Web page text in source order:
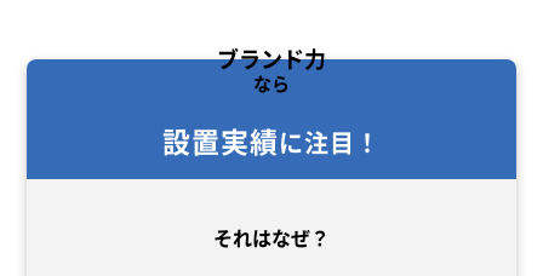
ブランド力
なら
設置実績に注目！
それはなぜ？